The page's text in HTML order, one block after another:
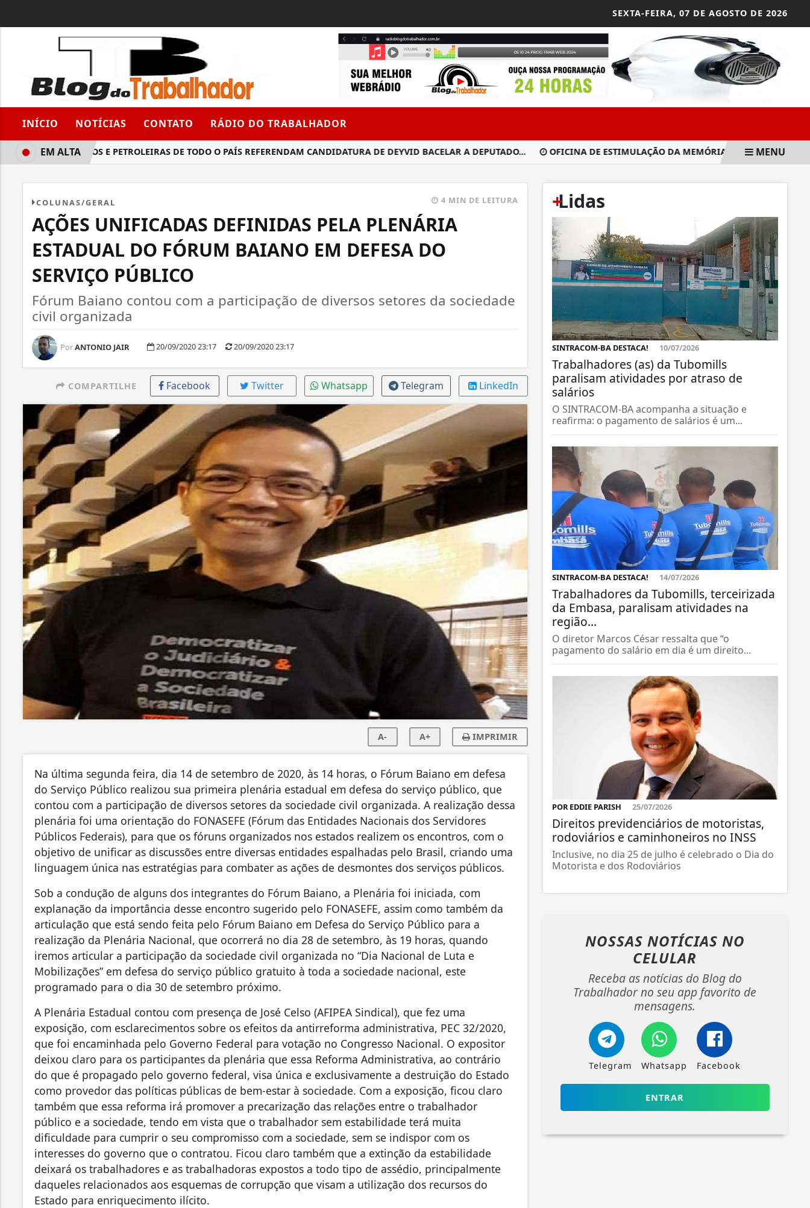
SEXTA-FEIRA, 07 DE AGOSTO DE 2026
INÍCIO NOTÍCIAS CONTATO RÁDIO DO TRABALHADOR
PETROLEIROS E PETROLEIRAS DE TODO O PAÍS REFERENDAM CANDIDATURA DE DEYVID BACELAR A DEPUTADO... OFICINA DE ESTIMULAÇÃO DA MEMÓRIA PARA APOSENTADOS
EM ALTA MENU
COLUNAS/GERAL 4 MIN DE LEITURA
AÇÕES UNIFICADAS DEFINIDAS PELA PLENÁRIA
ESTADUAL DO FÓRUM BAIANO EM DEFESA DO
SERVIÇO PÚBLICO
Fórum Baiano contou com a participação de diversos setores da sociedade
civil organizada
PorANTONIO JAIR 20/09/2020 23:17 20/09/2020 23:17
COMPARTILHE Facebook Twitter Whatsapp Telegram LinkedIn
A- A+ IMPRIMIR
Na última segunda feira, dia 14 de setembro de 2020, às 14 horas, o Fórum Baiano em defesa
do Serviço Público realizou sua primeira plenária estadual em defesa do serviço público, que
contou com a participação de diversos setores da sociedade civil organizada. A realização dessa
plenária foi uma orientação do FONASEFE (Fórum das Entidades Nacionais dos Servidores
Públicos Federais), para que os fóruns organizados nos estados realizem os encontros, com o
objetivo de unificar as discussões entre diversas entidades espalhadas pelo Brasil, criando uma
linguagem única nas estratégias para combater as ações de desmontes dos serviços públicos.
Sob a condução de alguns dos integrantes do Fórum Baiano, a Plenária foi iniciada, com
explanação da importância desse encontro sugerido pelo FONASEFE, assim como também da
articulação que está sendo feita pelo Fórum Baiano em Defesa do Serviço Público para a
realização da Plenária Nacional, que ocorrerá no dia 28 de setembro, às 19 horas, quando
iremos articular a participação da sociedade civil organizada no “Dia Nacional de Luta e
Mobilizações” em defesa do serviço público gratuito à toda a sociedade nacional, este
programado para o dia 30 de setembro próximo.
A Plenária Estadual contou com presença de José Celso (AFIPEA Sindical), que fez uma
exposição, com esclarecimentos sobre os efeitos da antirreforma administrativa, PEC 32/2020,
que foi encaminhada pelo Governo Federal para votação no Congresso Nacional. O expositor
deixou claro para os participantes da plenária que essa Reforma Administrativa, ao contrário
do que é propagado pelo governo federal, visa única e exclusivamente a destruição do Estado
como provedor das políticas públicas de bem-estar à sociedade. Com a exposição, ficou claro
também que essa reforma irá promover a precarização das relações entre o trabalhador
público e a sociedade, tendo em vista que o trabalhador sem estabilidade terá muita
dificuldade para cumprir o seu compromisso com a sociedade, sem se indispor com os
interesses do governo que o contratou. Ficou claro também que a extinção da estabilidade
deixará os trabalhadores e as trabalhadoras expostos a todo tipo de assédio, principalmente
daqueles relacionados aos esquemas de corrupção que visam a utilização dos recursos do
Estado para enriquecimento ilícito.
+
Lidas
SINTRACOM-BA DESTACA! 10/07/2026
Trabalhadores (as) da Tubomills
paralisam atividades por atraso de
salários
O SINTRACOM-BA acompanha a situação e
reafirma: o pagamento de salários é um...
SINTRACOM-BA DESTACA! 14/07/2026
Trabalhadores da Tubomills, terceirizada
da Embasa, paralisam atividades na
região...
O diretor Marcos César ressalta que “o
pagamento do salário em dia é um direito...
POR EDDIE PARISH 25/07/2026
Direitos previdenciários de motoristas,
rodoviários e caminhoneiros no INSS
Inclusive, no dia 25 de julho é celebrado o Dia do
Motorista e dos Rodoviários
NOSSAS NOTÍCIAS NO
CELULAR
Receba as notícias do Blog do
Trabalhador no seu app favorito de
mensagens.
Telegram Whatsapp Facebook
ENTRAR